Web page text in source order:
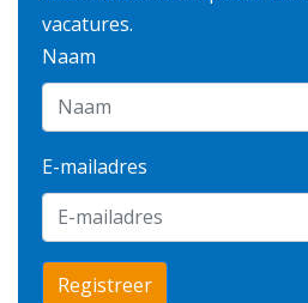
vacatures.
Naam
E-mailadres
Registreer